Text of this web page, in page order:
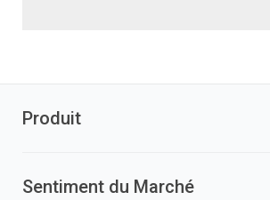
Produit
Sentiment du Marché